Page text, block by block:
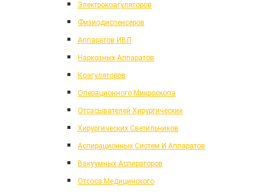
Электрокоагуляторов
Физиодиспенсеров
Аппаратов ИВЛ
Наркозных Аппаратов
Коагуляторов
Операционного Микроскопа
Отсасывателей Хирургических
Хирургических Светильников
Аспирационных Систем И Аппаратов
Вакуумных Аспираторов
Отсоса Медицинского